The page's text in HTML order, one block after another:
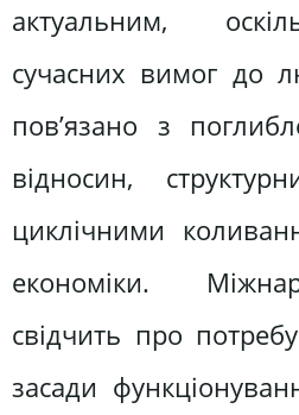
актуальним,
сучасних вимог до
пов’язано з
відносин,
циклічними
економіки.
свідчить про
засади